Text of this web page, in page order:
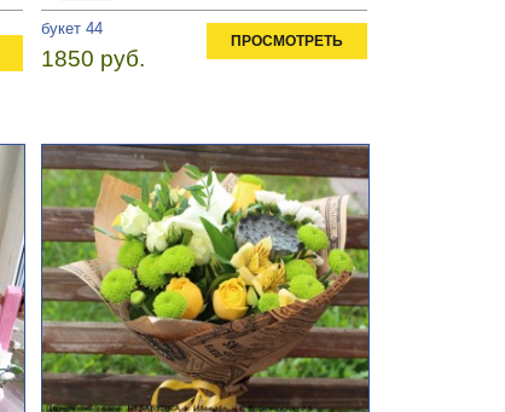
букет 44
1850 руб.
ПРОСМОТРЕТЬ